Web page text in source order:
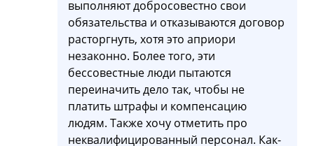
выполняют добросовестно свои
обязательства и отказываются договор
расторгнуть, хотя это априори
незаконно. Более того, эти
бессовестные люди пытаются
переиначить дело так, чтобы не
платить штрафы и компенсацию
людям. Также хочу отметить про
неквалифицированный персонал. Как-